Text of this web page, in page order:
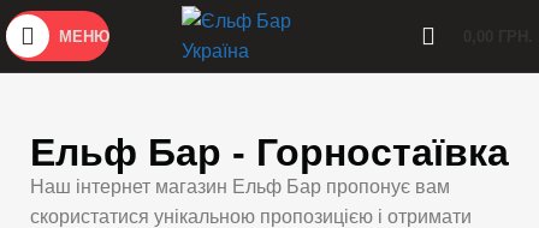
МЕНЮ
Ельф Бар - Горностаївка
Наш інтернет магазин Ельф Бар пропонує вам
скористатися унікальною пропозицією і отримати